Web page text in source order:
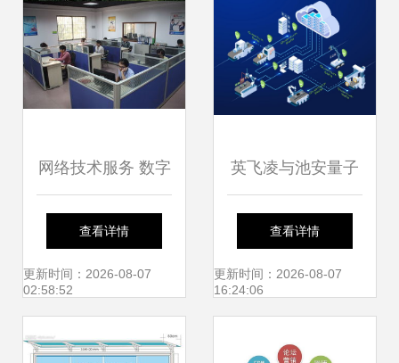
网络技术服务 数字
化转型的核心驱动
力
查看详情
更新时间：2026-08-07
02:58:52
英飞凌与池安量子
联合研发抗量子攻
击信息安全方案，
查看详情
更新时间：2026-08-07
16:24:06